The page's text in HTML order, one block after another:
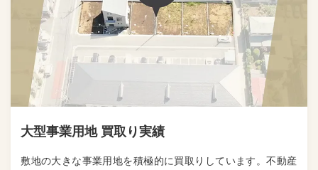
大型事業用地 買取り実績
敷地の大きな事業用地を積極的に買取りしています。不動産